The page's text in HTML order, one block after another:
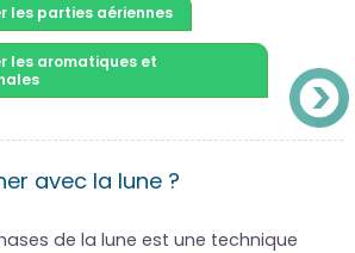
les parties aériennes
les aromatiques et
avec la lune ?
de la lune est une technique